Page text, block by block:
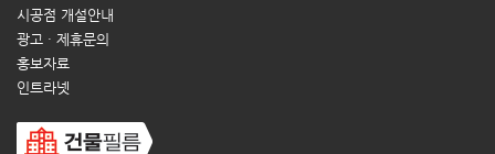
시공점 개설안내
광고 · 제휴문의
홍보자료
인트라넷